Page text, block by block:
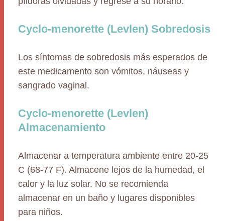
Cyclo-menorette (Levlen) Sobredosis
Los síntomas de sobredosis más esperados de
este medicamento son vómitos, náuseas y
sangrado vaginal.
Cyclo-menorette (Levlen)
Almacenamiento
Almacenar a temperatura ambiente entre 20-25
C (68-77 F). Almacene lejos de la humedad, el
calor y la luz solar. No se recomienda
almacenar en un baño y lugares disponibles
para niños.